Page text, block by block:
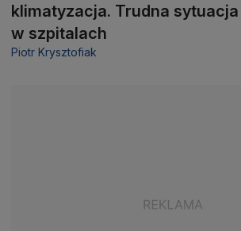
klimatyzacja. Trudna sytuacja
w szpitalach
Piotr Krysztofiak